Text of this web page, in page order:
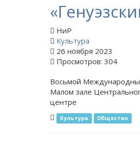
НиР
Культура
26 ноября 2023
Просмотров: 304
Восьмой
Малом зале
центре
Культура Общество